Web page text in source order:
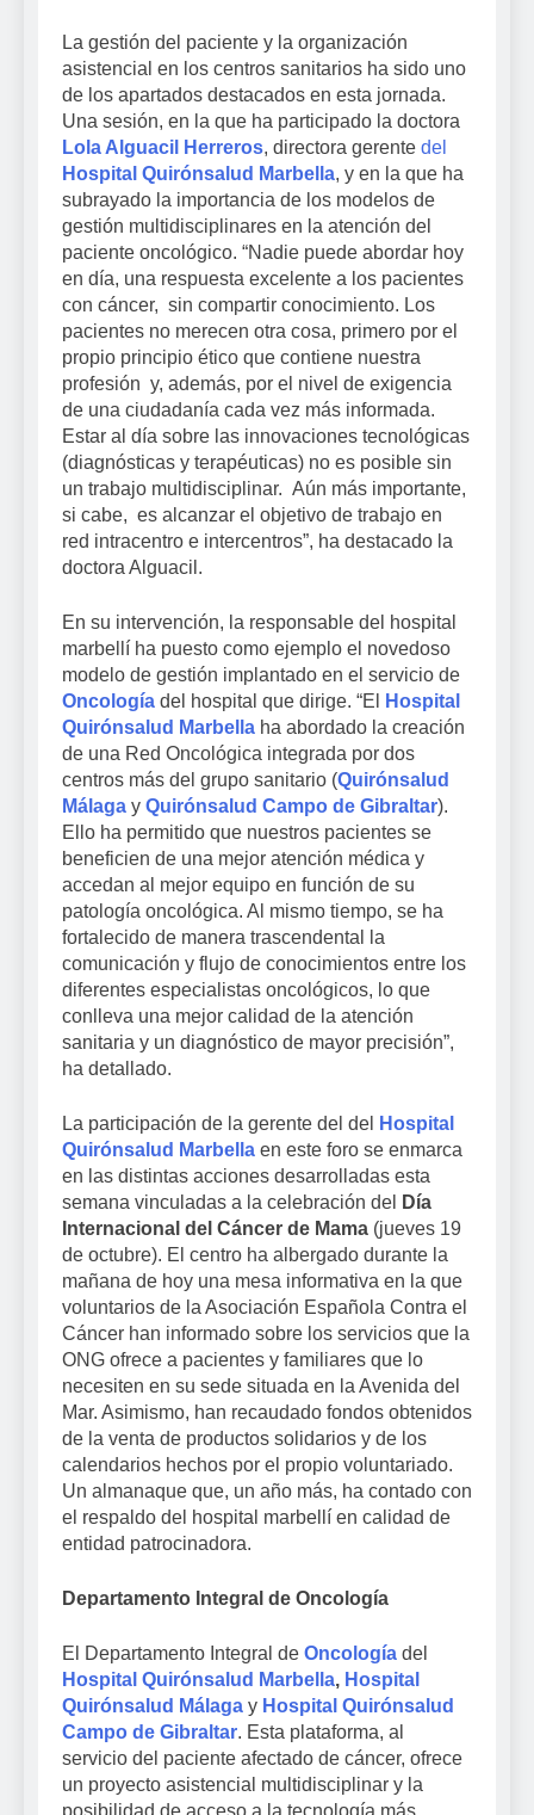
La gestión del paciente y la organización
asistencial en los centros sanitarios ha sido uno
de los apartados destacados en esta jornada.
Una sesión, en la que ha participado la doctora
Lola Alguacil Herreros, directora gerente del
Hospital Quirónsalud Marbella, y en la que ha
subrayado la importancia de los modelos de
gestión multidisciplinares en la atención del
paciente oncológico. “Nadie puede abordar hoy
en día, una respuesta excelente a los pacientes
con cáncer, sin compartir conocimiento. Los
pacientes no merecen otra cosa, primero por el
propio principio ético que contiene nuestra
profesión y, además, por el nivel de exigencia
de una ciudadanía cada vez más informada.
Estar al día sobre las innovaciones tecnológicas
(diagnósticas y terapéuticas) no es posible sin
un trabajo multidisciplinar. Aún más importante,
si cabe, es alcanzar el objetivo de trabajo en
red intracentro e intercentros”, ha destacado la
doctora Alguacil.
En su intervención, la responsable del hospital
marbellí ha puesto como ejemplo el novedoso
modelo de gestión implantado en el servicio de
Oncología del hospital que dirige. “El
Hospital
Quirónsalud Marbella ha abordado la creación
de una Red Oncológica integrada por dos
centros más del grupo sanitario (Quirónsalud
Málaga y Quirónsalud Campo de Gibraltar).
Ello ha permitido que nuestros pacientes se
beneficien de una mejor atención médica y
accedan al mejor equipo en función de su
patología oncológica. Al mismo tiempo, se ha
fortalecido de manera trascendental la
comunicación y flujo de conocimientos entre los
diferentes especialistas oncológicos, lo que
conlleva una mejor calidad de la atención
sanitaria y un diagnóstico de mayor precisión”,
ha detallado.
La participación de la gerente del del
Hospital
Quirónsalud Marbella en este foro se enmarca
en las distintas acciones desarrolladas esta
semana vinculadas a la celebración del
Día
Internacional del Cáncer de Mama (jueves 19
de octubre). El centro ha albergado durante la
mañana de hoy una mesa informativa en la que
voluntarios de la Asociación Española Contra el
Cáncer han informado sobre los servicios que la
ONG ofrece a pacientes y familiares que lo
necesiten en su sede situada en la Avenida del
Mar. Asimismo, han recaudado fondos obtenidos
de la venta de productos solidarios y de los
calendarios hechos por el propio voluntariado.
Un almanaque que, un año más, ha contado con
el respaldo del hospital marbellí en calidad de
entidad patrocinadora.
Departamento Integral de Oncología
El Departamento Integral de Oncología del
Hospital Quirónsalud Marbella, Hospital
Quirónsalud Málaga y Hospital Quirónsalud
Campo de Gibraltar. Esta plataforma, al
servicio del paciente afectado de cáncer, ofrece
un proyecto asistencial multidisciplinar y la